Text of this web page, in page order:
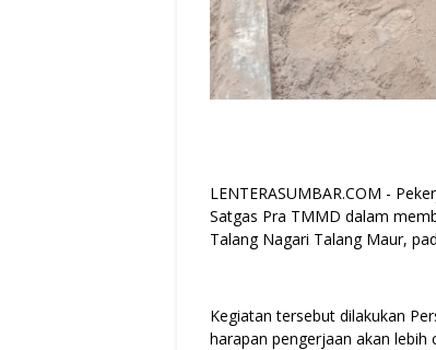
LENTERASUMBAR.COM -
Satgas Pra TMMD dalam
Talang Nagari Talang Maur,
Kegiatan tersebut dilakukan
harapan pengerjaan akan lebih